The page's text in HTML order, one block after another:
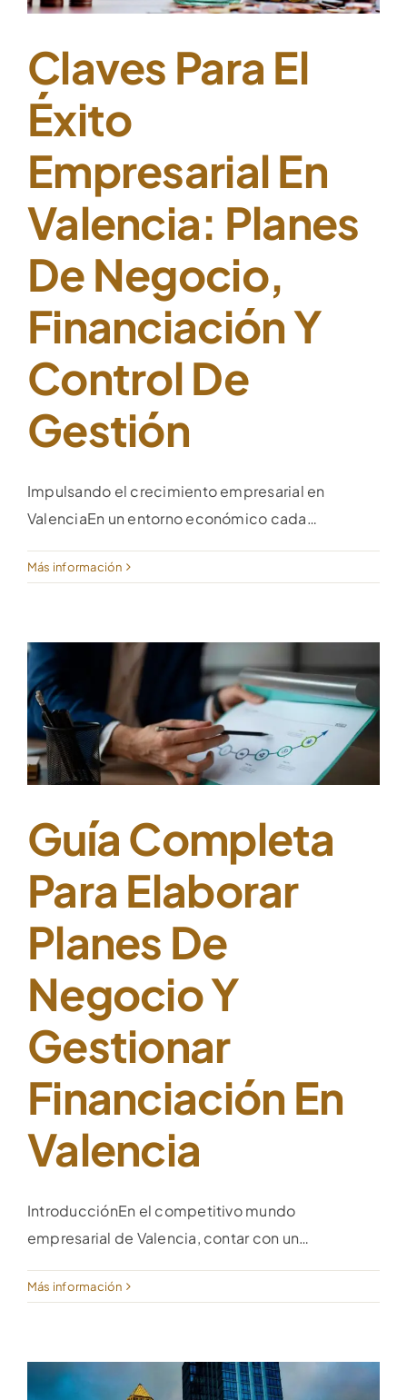
Claves Para El
Éxito
Empresarial En
Valencia: Planes
De Negocio,
Financiación Y
Control De
Gestión
Impulsando el crecimiento empresarial en
ValenciaEn un entorno económico cada…
Más información
Guía Completa
Para Elaborar
Planes De
Negocio Y
Gestionar
Financiación En
Valencia
IntroducciónEn el competitivo mundo
empresarial de Valencia, contar con un…
Más información